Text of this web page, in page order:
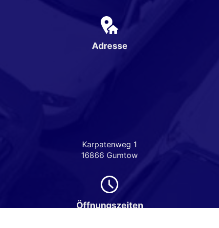
Adresse
Karpatenweg 1
16866 Gumtow
Öffnungszeiten